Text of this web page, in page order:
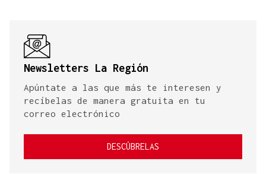
Newsletters La Región
Apúntate a las que más te interesen y
recíbelas de manera gratuita en tu
correo electrónico
DESCÚBRELAS